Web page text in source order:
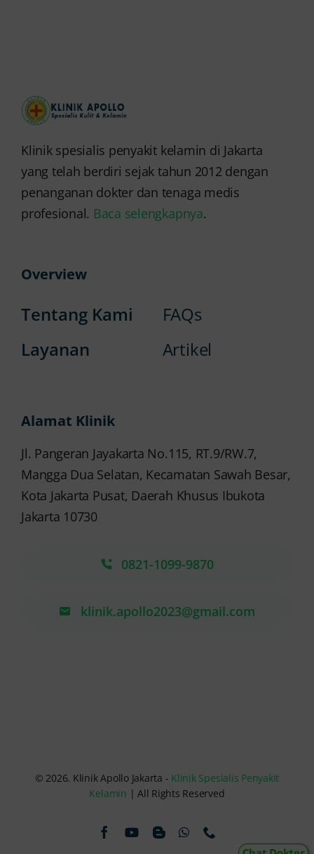
Klinik spesialis penyakit kelamin di Jakarta
yang telah berdiri sejak tahun 2012 dengan
penanganan dokter dan tenaga medis
profesional. Baca selengkapnya.
Overview
Tentang Kami
Layanan
FAQs
Artikel
Alamat Klinik
Jl. Pangeran Jayakarta No.115, RT.9/RW.7,
Mangga Dua Selatan, Kecamatan Sawah Besar,
Kota Jakarta Pusat, Daerah Khusus Ibukota
Jakarta 10730
0821-1099-9870
klinik.apollo2023@gmail.com
© 2026. Klinik Apollo Jakarta - Klinik Spesialis Penyakit
Kelamin | All Rights Reserved